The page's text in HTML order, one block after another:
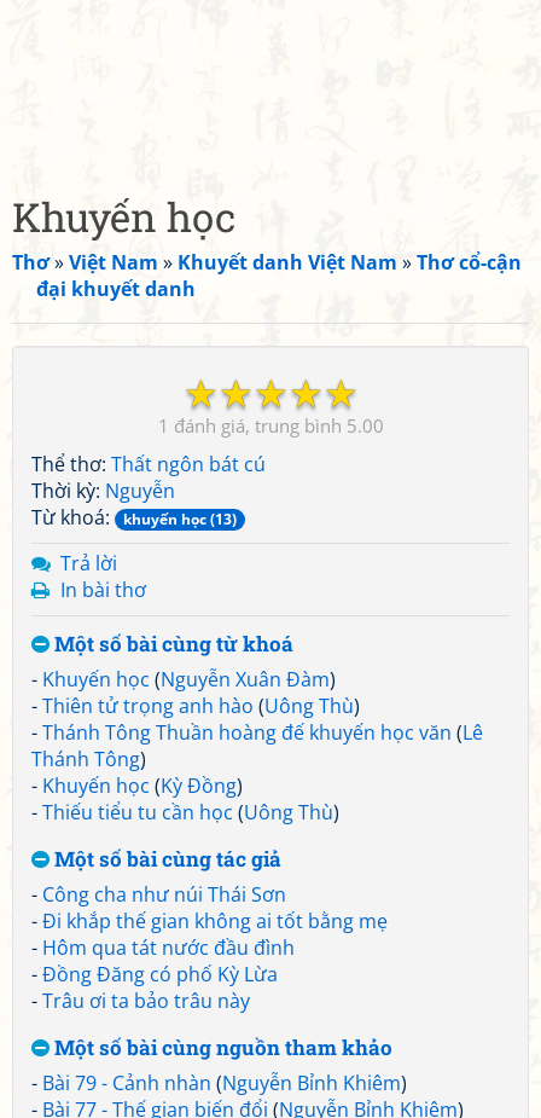
Khuyến học
Thơ»Việt Nam » Khuyết danh Việt Nam »Thơ cổ-cận
đại khuyết danh
☆
☆
☆
☆
☆
1 5.00
Thể thơ: Thất ngôn bát cú
Thời kỳ: Nguyễn
Từ khoá:
khuyến học (13)
Trả lời
In bài thơ
Một số bài cùng từ khoá
- Khuyến học (Nguyễn Xuân Đàm)
-Thiên tử trọng anh hào (Uông Thù)
-Thánh Tông Thuần hoàng đế khuyến học văn (Lê
Thánh Tông)
- Khuyến học (Kỳ Đồng)
-Thiếu tiểu tu cần học (Uông Thù)
Một số bài cùng tác giả
- Công cha như núi Thái Sơn
-Đi khắp thế gian không ai tốt bằng mẹ
- Hôm qua tát nước đầu đình
-Đồng Đăng có phố Kỳ Lừa
-Trâu ơi ta bảo trâu này
Một số bài cùng nguồn tham khảo
- Bài 79 - Cảnh nhàn (Nguyễn Bỉnh Khiêm)
- Bài 77 - Thế gian biến đổi (Nguyễn Bỉnh Khiêm)